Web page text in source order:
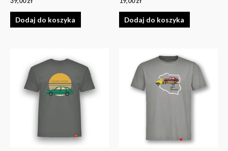
Dodaj do koszyka Dodaj do koszyka
produkt
ma
wiele
wariantów.
Opcje
można
wybrać
Ten
produkt
ma
wiele
wybrać